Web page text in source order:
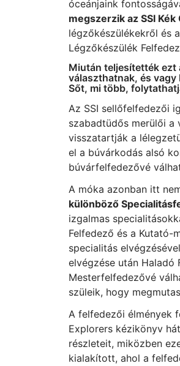
óceánjaink
megszerzik az SSI
légzőkészülékekről és
Légzőkészülék
Miután teljesítették ezt
választhatnak, és
Sőt, mi több,
Az SSI sellőfelfedezői
szabadtüdős merülői a
visszatartják a
el a búvárkodás alsó
búvárfelfedezővé
A móka azonban itt
különböző
izgalmas
Felfedező és a Kutató-
specialitás
elvégzése után Haladó
Mesterfelfedezővé
szüleik, hogy
A felfedezői élmények
Explorers kézikönyv
részleteit, miközben
kialakított, ahol a